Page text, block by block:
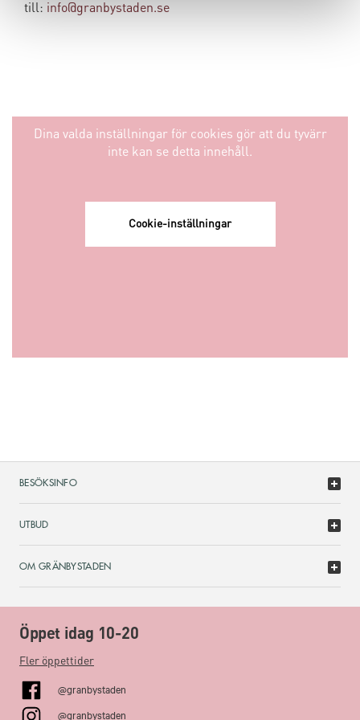
till: info@granbystaden.se
Dina valda inställningar för cookies gör att du tyvärr
inte kan se detta innehåll.
Cookie-inställningar
BESÖKSINFO
UTBUD
OM GRÄNBYSTADEN
Öppet idag 10-20
Fler öppettider
@granbystaden
@granbystaden